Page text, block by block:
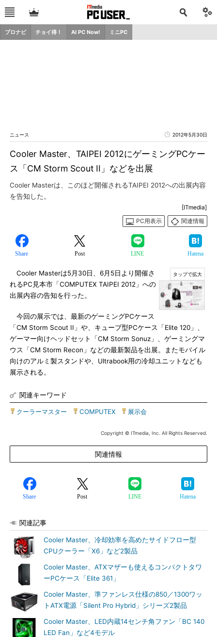
プロナビ チョイ得！ AI PC Now! ミニPC
ニュース 2012年5月30日
Cooler Master、TAIPEI 2012にゲーミングPCケー
ス「CM Storm Scout II」などを出展
Cooler Masterは、このほど開催されるTAIPEI 2012への出展内容
を告知した。
[ITmedia]
PC用表示
関連情報
Share Post LINE Hatena
Cooler Masterは5月30日、6月5日より開催さ
れるPC見本市「COMPUTEX TAIPEI 2012」への
出展内容の告知を行った。
今回の展示では、最新のゲーミングPCケース
「CM Storm Scout II」や、キューブ型PCケース「Elite 120」、
ゲーマー向けヘッドセット「CM Storm Sonuz」、ゲーミングマ
ウス「CM Storm Recon」などの最新製品を出展。またモバイル
向けのアルミ製スタンドや、Ultrabook用の冷却ユニットなども
展示される。
関連キーワード
クーラーマスター COMPUTEX 展示会
Copyright © ITmedia, Inc. All Rights Reserved.
関連情報
Share Post LINE Hatena
関連記事
Cooler Master、冷却効率を高めたサイドフロー型
CPUクーラー「X6」など2製品
Cooler Master、ATXマザーも使えるコンパクトタワ
ーPCケース「Elite 361」
Cooler Master、準ファンレス仕様の850／1300ワッ
トATX電源「Silent Pro Hybrid」シリーズ2製品
Cooler Master、LED内蔵14センチ角ファン「BC 140
LED Fan」など4モデル